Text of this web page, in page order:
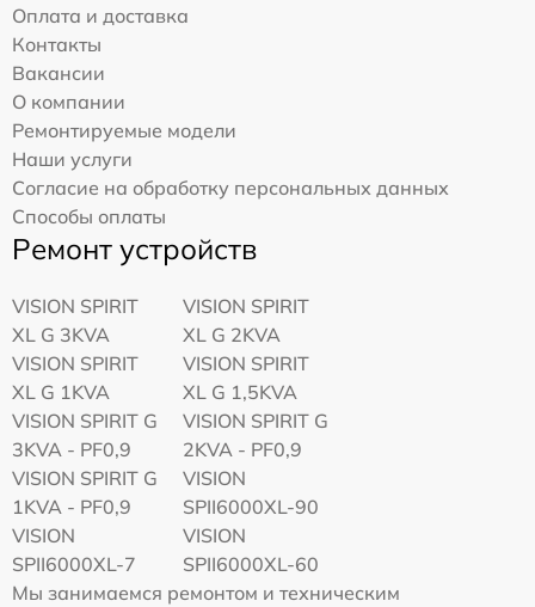
Оплата и доставка
Контакты
Вакансии
О компании
Ремонтируемые модели
Наши услуги
Согласие на обработку персональных данных
Способы оплаты
Ремонт устройств
VISION SPIRIT
XL G 3KVA
VISION SPIRIT
XL G 2KVA
VISION SPIRIT
XL G 1KVA
VISION SPIRIT
XL G 1,5KVA
VISION SPIRIT G
3KVA - PF0,9
VISION SPIRIT G
2KVA - PF0,9
VISION SPIRIT G
1KVA - PF0,9
VISION
SPII6000XL-90
VISION
SPII6000XL-7
VISION
SPII6000XL-60
Мы занимаемся ремонтом и техническим